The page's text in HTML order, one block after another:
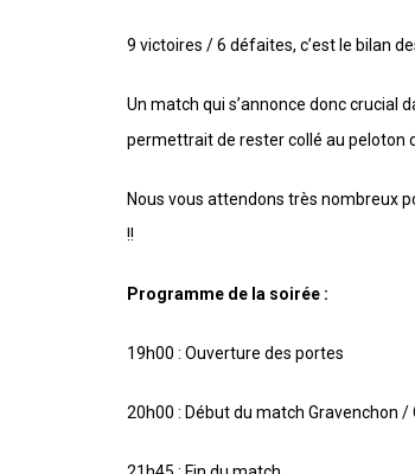
9 victoires / 6 défaites, c’est le bilan
Un match qui s’annonce donc crucial
permettrait de rester collé au peloton
Nous vous attendons très nombreux
!!
Programme de la soirée :
19h00 : Ouverture des portes
20h00 : Début du match Gravenchon /